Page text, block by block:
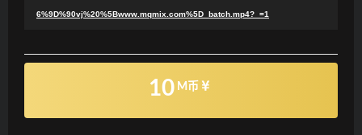
6%9D%90vj%20%5Bwww.mqmix.com%5D_batch.mp4?_=1
10 M币